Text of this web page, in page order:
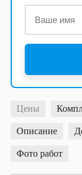
Цены
Описание
Фото работ